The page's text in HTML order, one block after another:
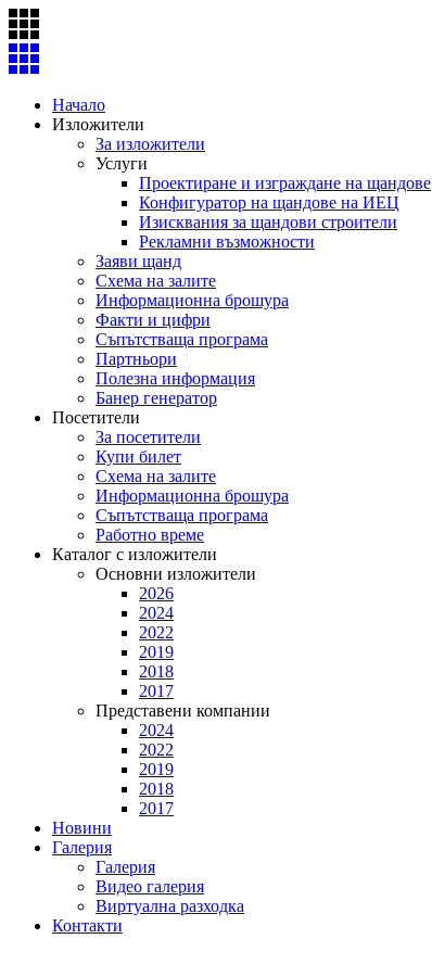
Начало
Изложители
За изложители
Услуги
Проектиране и изграждане на щандове
Конфигуратор на щандове на ИЕЦ
Изисквания за щандови строители
Рекламни възможности
Заяви щанд
Схема на залите
Информационна брошура
Факти и цифри
Съпътстваща програма
Партньори
Полезна информация
Банер генератор
Посетители
За посетители
Купи билет
Схема на залите
Информационна брошура
Съпътстваща програма
Работно време
Каталог с изложители
Основни изложители
2026
2024
2022
2019
2018
2017
Представени компании
2024
2022
2019
2018
2017
Новини
Галерия
Галерия
Видео галерия
Виртуална разходка
Контакти